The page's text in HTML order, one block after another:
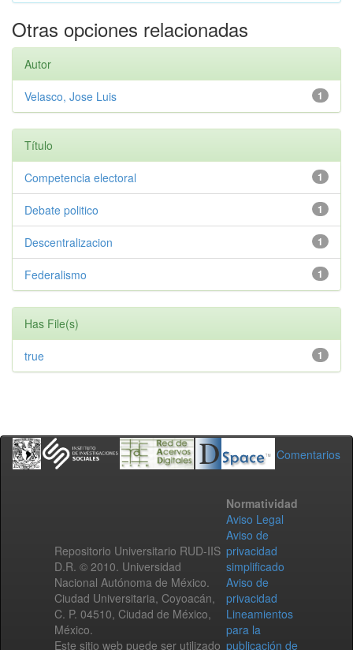
Otras opciones relacionadas
Autor
1
Velasco, Jose Luis
Título
1
Competencia electoral
1
Debate politico
1
Descentralizacion
1
Federalismo
Has File(s)
1
true
Comentarios
Repositorio Universitario RUD-IIS
D.R. © 2010. Universidad
Nacional Autónoma de México.
Ciudad Universitaria, Coyoacán,
C. P. 04510, Ciudad de México,
México.
Este sitio web puede ser utilizado
Normatividad
Aviso Legal
Aviso de
privacidad
simplificado
Aviso de
privacidad
Lineamientos
para la
publicación de